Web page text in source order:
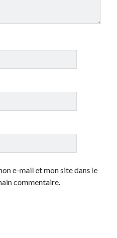
e-mail et mon site dans le
commentaire.